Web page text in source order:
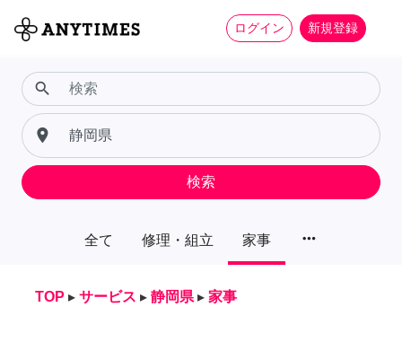
ログイン 新規登録
全て 修理・組立 家事 more_horiz
search
place
検索
TOP ▸ サービス ▸ 静岡県 ▸ 家事